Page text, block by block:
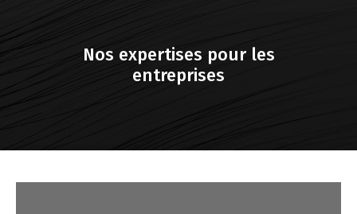
Nos expertises pour les
entreprises